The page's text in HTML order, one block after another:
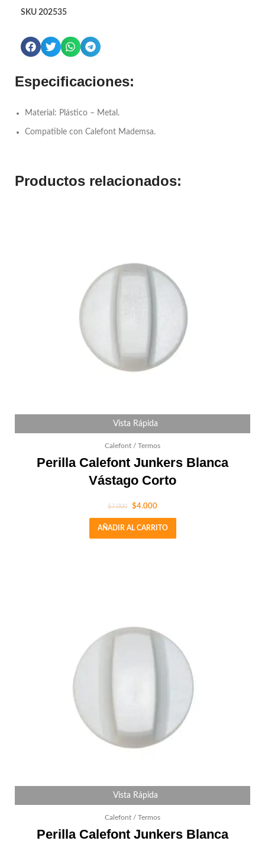
SKU 202535
Especificaciones:
Material: Plástico – Metal.
Compatible con Calefont Mademsa.
Productos relacionados:
Vista Rápida
Calefont / Termos
Perilla Calefont Junkers Blanca
Vástago Corto
$7.000 $4.000
AÑADIR AL CARRITO
Vista Rápida
Calefont / Termos
Perilla Calefont Junkers Blanca